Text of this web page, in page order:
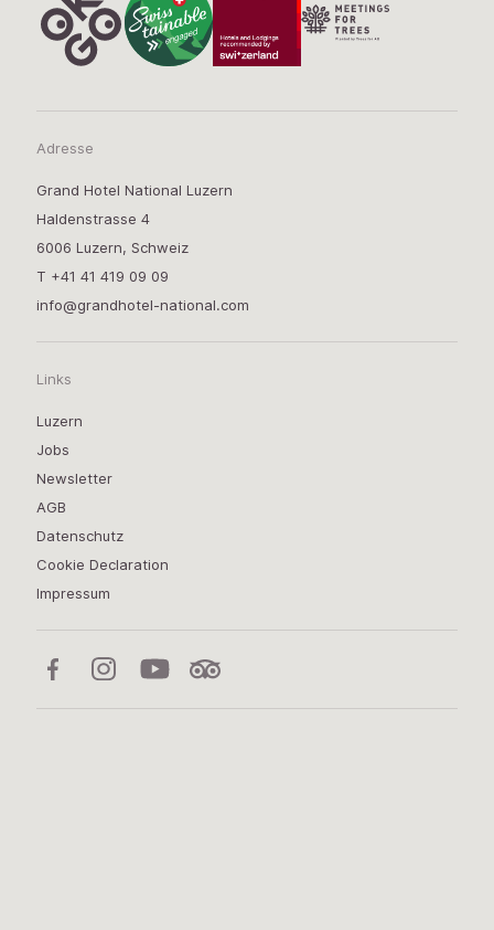
Adresse
Grand Hotel National Luzern
Haldenstrasse 4
6006 Luzern, Schweiz
T +41 41 419 09 09
info@grandhotel-national.com
Links
Luzern
Jobs
Newsletter
AGB
Datenschutz
Cookie Declaration
Impressum